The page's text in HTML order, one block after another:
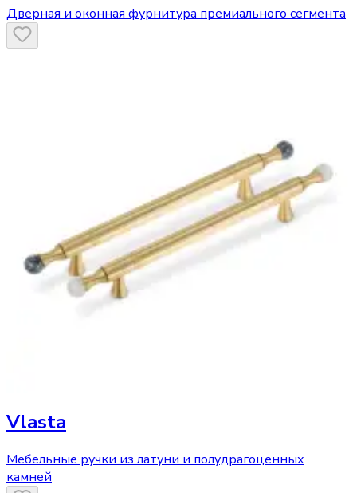
Дверная и оконная фурнитура премиального сегмента
Vlasta
Мебельные ручки из латуни и полудрагоценных
камней